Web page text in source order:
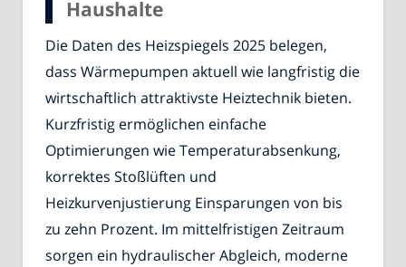
Haushalte
Die Daten des Heizspiegels 2025 belegen,
dass Wärmepumpen aktuell wie langfristig die
wirtschaftlich attraktivste Heiztechnik bieten.
Kurzfristig ermöglichen einfache
Optimierungen wie Temperaturabsenkung,
korrektes Stoßlüften und
Heizkurvenjustierung Einsparungen von bis
zu zehn Prozent. Im mittelfristigen Zeitraum
sorgen ein hydraulischer Abgleich, moderne